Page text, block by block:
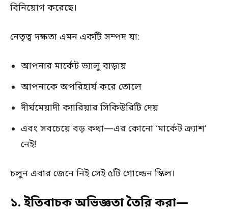
বিনিয়োগ করেছে।
নেতৃত্ব দক্ষতা এমন একটি সম্পদ যা:
আপনার মার্কেট ভ্যালু বাড়ায়
আপনাকে অপরিহার্য করে তোলে
দীর্ঘমেয়াদী ক্যারিয়ার সিকিউরিটি দেয়
এবং সবচেয়ে বড় কথা—এর কোনো ‘মার্কেট ক্র্যাশ’
নেই!
চলুন এবার জেনে নিই সেই ৫টি গোল্ডেন স্কিল।
১. ইতিবাচক অভিজ্ঞতা তৈরি করা—